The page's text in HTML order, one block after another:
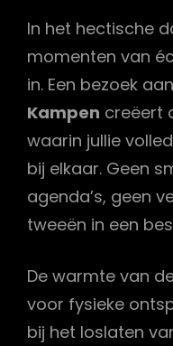
In het hectische
momenten van
in. Een bezoek
Kampen creëert
waarin jullie
bij elkaar. Geen
agenda’s, geen
tweeën in een
De warmte van
voor fysieke
bij het loslaten